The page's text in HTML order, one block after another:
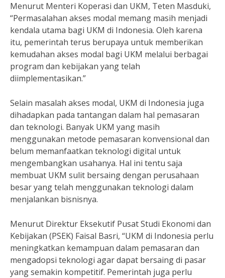
Menurut Menteri Koperasi dan UKM, Teten Masduki,
“Permasalahan akses modal memang masih menjadi
kendala utama bagi UKM di Indonesia. Oleh karena
itu, pemerintah terus berupaya untuk memberikan
kemudahan akses modal bagi UKM melalui berbagai
program dan kebijakan yang telah
diimplementasikan.”
Selain masalah akses modal, UKM di Indonesia juga
dihadapkan pada tantangan dalam hal pemasaran
dan teknologi. Banyak UKM yang masih
menggunakan metode pemasaran konvensional dan
belum memanfaatkan teknologi digital untuk
mengembangkan usahanya. Hal ini tentu saja
membuat UKM sulit bersaing dengan perusahaan
besar yang telah menggunakan teknologi dalam
menjalankan bisnisnya.
Menurut Direktur Eksekutif Pusat Studi Ekonomi dan
Kebijakan (PSEK) Faisal Basri, “UKM di Indonesia perlu
meningkatkan kemampuan dalam pemasaran dan
mengadopsi teknologi agar dapat bersaing di pasar
yang semakin kompetitif. Pemerintah juga perlu